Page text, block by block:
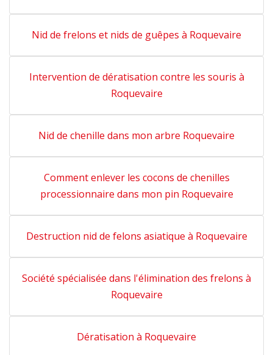
Nid de frelons et nids de guêpes à Roquevaire
Intervention de dératisation contre les souris à
Roquevaire
Nid de chenille dans mon arbre Roquevaire
Comment enlever les cocons de chenilles
processionnaire dans mon pin Roquevaire
Destruction nid de felons asiatique à Roquevaire
Société spécialisée dans l'élimination des frelons à
Roquevaire
Dératisation à Roquevaire